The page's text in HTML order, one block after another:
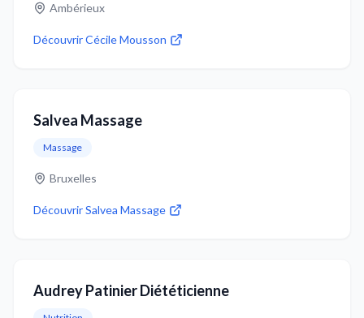
Ambérieux
DécouvrirCécile Mousson
Salvea Massage
Massage
Bruxelles
DécouvrirSalvea Massage
Audrey Patinier Diététicienne